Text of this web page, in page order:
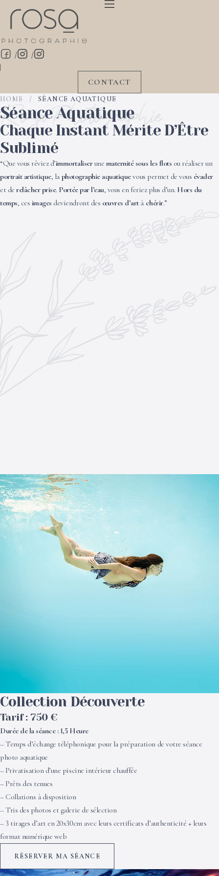
/ /
CONTACT
HOME / SÉANCE AQUATIQUE
Séance Aquatique
Rosa Photographie
Chaque Instant Mérite D’Être
Sublimé
“Que vous rêviez d’immortaliserune maternité sous les flots ou réaliser un
portrait artistique, la photographie aquatiquevous permet de vous évader
et derelâcher prise. Portée par l’eau, vous en feriez plus d’un. Hors du
temps, ces images deviendront des œuvres d’artà chérir.”
Collection Découverte
Tarif : 750 €
Durée de la séance : 1,5 Heure
– Temps d’échange téléphonique pour la préparation de votre séance
photo aquatique
– ⁠Privatisation d’une piscine intérieur chauffée
– Prêts des tenues
– Collations à disposition
– Tris des photos et galerie de sélection
– 3 tirages d’art en 20x30cm avec leurs certificats d’authenticité + leurs
format numérique web
RÉSERVER MA SÉANCE